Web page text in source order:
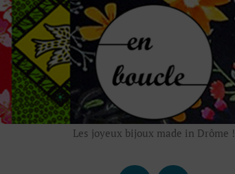
Les joyeux bijoux made in Drôme !